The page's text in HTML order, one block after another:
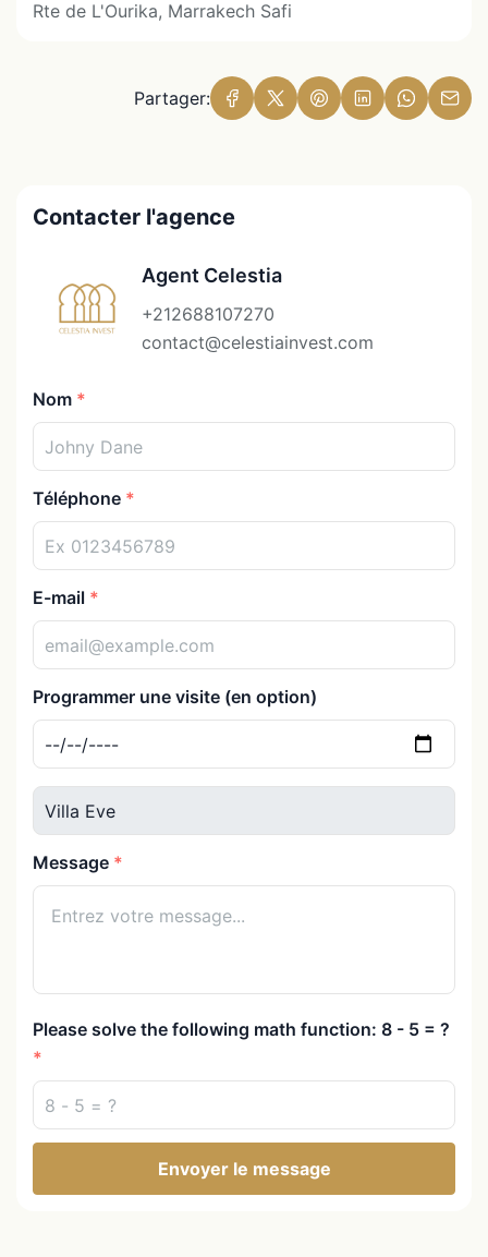
Rte de L'Ourika, Marrakech Safi
Partager:
Contacter l'agence
Agent Celestia
+212688107270
contact@celestiainvest.com
Nom
Téléphone
E-mail
Programmer une visite (en option)
Message
Please solve the following math function: 8 - 5 = ?
Envoyer le message